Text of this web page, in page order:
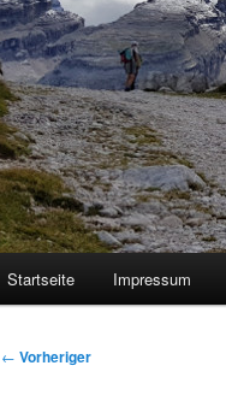
Startseite Impressum
Beitragsnavigation
← Vorheriger